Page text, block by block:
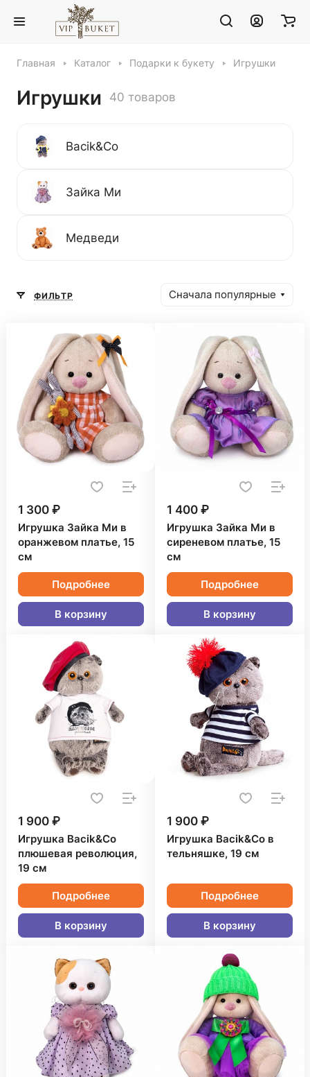
Главная Каталог Подарки к букету Игрушки
Игрушки 40 товаров
Bacik&Co
Зайка Ми
Медведи
ФИЛЬТР Сначала популярные
1 300 ₽
Игрушка Зайка Ми в
оранжевом платье, 15
см
Подробнее
В корзину
1 400 ₽
Игрушка Зайка Ми в
сиреневом платье, 15
см
Подробнее
В корзину
1 900 ₽
Игрушка Bacik&Co
плюшевая революция,
19 см
Подробнее
В корзину
1 900 ₽
Игрушка Bacik&Co в
тельняшке, 19 см
Подробнее
В корзину